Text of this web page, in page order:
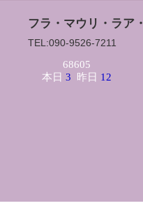
フラ・マウリ・ラア
TEL:090-9526-7211